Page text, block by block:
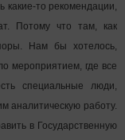
какие-то рекомендации,
Потому что там, как
Нам бы хотелось,
мероприятием, где все
специальные люди,
аналитическую работу.
в Государственную